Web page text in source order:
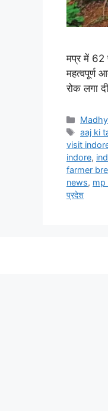
मप्र में 62
महत्वपूर्ण
रोक लगा
Tags
aaj ki
visit
indore,
farmer
news, mp
प्रदेश